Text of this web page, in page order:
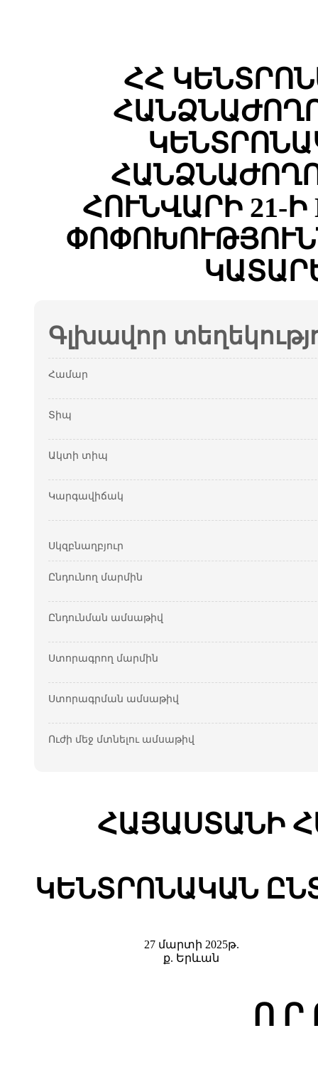
ՀՀ
ՀՈՒՆՎԱՐԻ 21-
Գլխավոր
Համար
Տիպ
Ակտի տիպ
Կարգավիճակ
Սկզբնաղբյուր
Ընդունող մարմին
Ընդունման ամսաթիվ
Ստորագրող մարմին
Ստորագրման ամսաթիվ
Ուժի մեջ մտնելու ամսաթիվ
ՀԱՅԱՍՏԱՆԻ
ԿԵՆՏՐՈՆԱԿԱՆ
27 մարտի 2025թ.
ք. Երևան
Ո Ր